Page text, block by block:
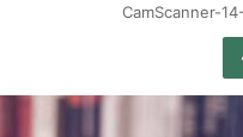
CamScanner-